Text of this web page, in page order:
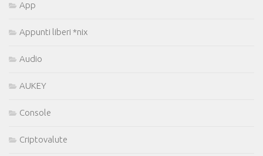
App
Appunti liberi *nix
Audio
AUKEY
Console
Criptovalute